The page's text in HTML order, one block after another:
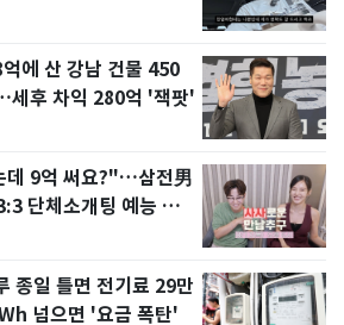
에 산 강남 건물 450
세후 차익 280억 '잭팟'
데 9억 써요?"…삼전男
단체소개팅 예능 화
종일 틀면 전기료 29만
넘으면 '요금 폭탄'